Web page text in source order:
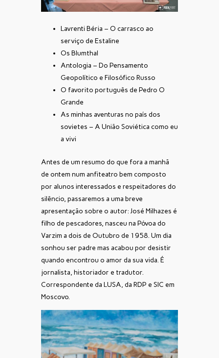
Lavrenti Béria – O carrasco ao
serviço de Estaline
Os Blumthal
Antologia – Do Pensamento
Geopolítico e Filosófico Russo
O favorito português de Pedro O
Grande
As minhas aventuras no país dos
sovietes – A União Soviética como eu
a vivi
Antes de um resumo do que fora a manhã
de ontem num anfiteatro bem composto
por alunos interessados e respeitadores do
silêncio, passaremos a uma breve
apresentação sobre o autor: José Milhazes é
filho de pescadores, nasceu na Póvoa do
Varzim a dois de Outubro de 1958. Um dia
sonhou ser padre mas acabou por desistir
quando encontrou o amor da sua vida. É
jornalista, historiador e tradutor.
Correspondente da LUSA, da RDP e SIC em
Moscovo.